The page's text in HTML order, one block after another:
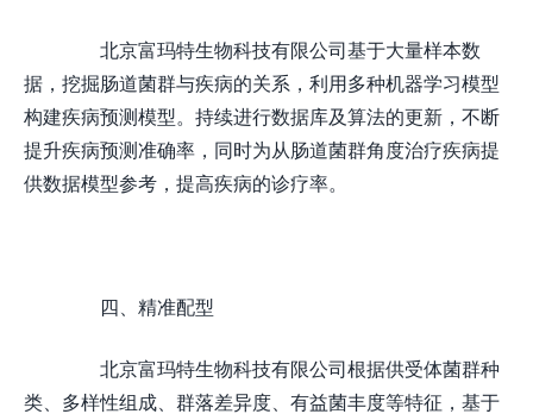
北京富玛特生物科技有限公司基于大量样本数
据，挖掘肠道菌群与疾病的关系，利用多种机器学习模型
构建疾病预测模型。持续进行数据库及算法的更新，不断
提升疾病预测准确率，同时为从肠道菌群角度治疗疾病提
供数据模型参考，提高疾病的诊疗率。
四、精准配型
北京富玛特生物科技有限公司根据供受体菌群种
类、多样性组成、群落差异度、有益菌丰度等特征，基于